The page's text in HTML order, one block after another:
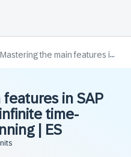
​​​Mastering the main features in SAP IBP foundation for infinite time-series Network Planning | ES
in SAP
time-
| ES